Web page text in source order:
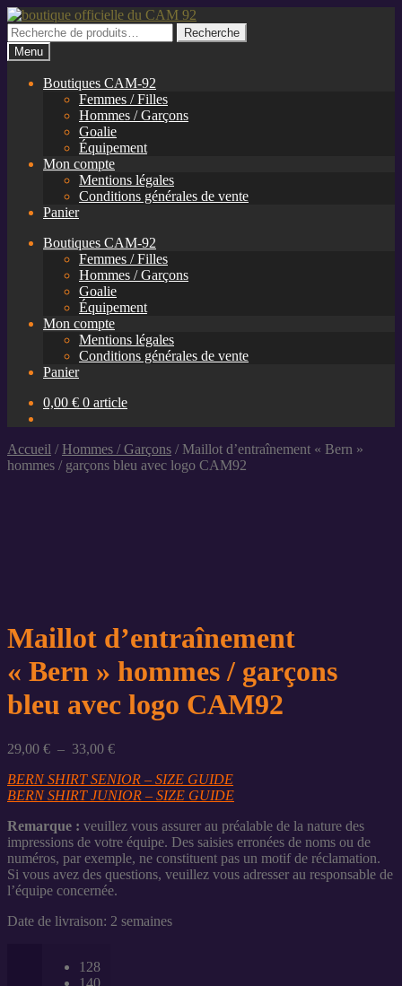
Aller
à
la
navigation
Aller
au
contenu
Recherche
pour :
Recherche
Menu
Boutiques CAM-92
Femmes / Filles
Hommes / Garçons
Goalie
Équipement
Mon compte
Mentions légales
Conditions générales de vente
Panier
Boutiques CAM-92
Femmes / Filles
Hommes / Garçons
Goalie
Équipement
Mon compte
Mentions légales
Conditions générales de vente
Panier
0,00 € 0 article
Accueil /Hommes / Garçons /Maillot d’entraînement « Bern »
hommes / garçons bleu avec logo CAM92
Maillot d’entraînement
« Bern » hommes / garçons
bleu avec logo CAM92
29,00 € – 33,00 €Plage
prix :
29,00 €
33,00 €
BERN SHIRT SENIOR – SIZE GUIDE
BERN SHIRT JUNIOR – SIZE GUIDE
Remarque : veuillez vous assurer au préalable de la nature des
impressions de votre équipe. Des saisies erronées de noms ou de
numéros, par exemple, ne constituent pas un motif de réclamation.
Si vous avez des questions, veuillez vous adresser au responsable de
l’équipe concernée.
Date de livraison: 2 semaines
128
140